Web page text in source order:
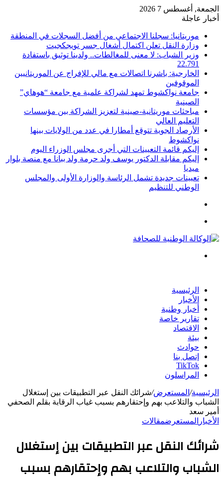
الجمعة, أغسطس 7 2026
أخبار عاجلة
موريتانيا: سجلنا الاجتماعي من أفضل السجلات في المنطقة
وزارة النقل تعلن اكتمال أشغال جسر تويجكجيت
وزير الشباب: لا معنى للمغالطات.. ولدينا توثيق باستفادة
22.791
الخارجية: باشرنا اتصالات مع مالي للإفراج عن الموريتانيين
الموقوفين
جامعة نواكشوط تمهد لشراكة علمية مع جامعة “هوهاي”
الصينية
مباحثات موريتانية-صينية لتعزيز الشراكة بين مؤسسات
التعليم العالي
الأرصاد الجوية تتوقع أمطارا في عدد من الولايات بينها
نواكشوط
إليكم قائمة التعيينات التي أجرى مجلس الوزراء اليوم
إليكم مقابلة الدكتور يوسف ولد حرمة ولد ببانا مع منصة بلوار
ميديا
تعيينات جديدة تشمل الرئاسة والوزارة الأولى والمجلس
الوطني للتنظيم
الرئيسية
الأخبار
أخبار وطنية
تقارير خاصة
الاقتصاد
بيئة
حوادث
إتصل بنا
TikTok
المراسلون
الرئيسية/ المستعرض/شرائك النقل عبر التطبيقات بين إستغلال
الشباب والتلاعب بهم وإحتقارهم بسبب غياب الرقابة بقلم الصحفي
أمير سعد
الأخبار المستعرضمقالات
شرائك النقل عبر التطبيقات بين إستغلال
الشباب والتلاعب بهم وإحتقارهم بسبب